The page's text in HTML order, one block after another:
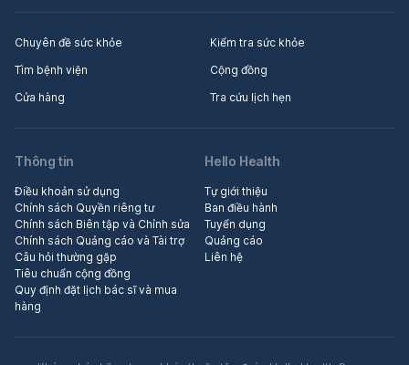
Chuyên đề sức khỏe
Kiểm tra sức khỏe
Tìm bệnh viện
Cộng đồng
Cửa hàng
Tra cứu lịch hẹn
Thông tin
Điều khoản sử dụng
Chính sách Quyền riêng tư
Chính sách Biên tập và Chỉnh sửa
Chính sách Quảng cáo và Tài trợ
Câu hỏi thường gặp
Tiêu chuẩn cộng đồng
Quy định đặt lịch bác sĩ và mua
hàng
Hello Health
Tự giới thiệu
Ban điều hành
Tuyển dụng
Quảng cáo
Liên hệ